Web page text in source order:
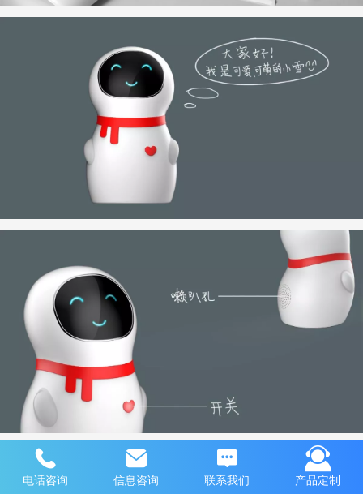
电话咨询 信息咨询 联系我们 产品定制